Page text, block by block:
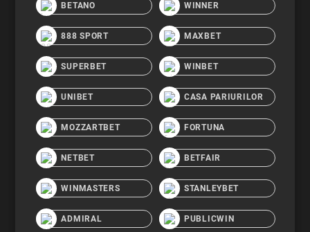
BETANO
888 SPORT
SUPERBET
UNIBET
MOZZARTBET
NETBET
WINMASTERS
ADMIRAL
WINNER
MAXBET
WINBET
CASA PARIURILOR
FORTUNA
BETFAIR
STANLEYBET
PUBLICWIN